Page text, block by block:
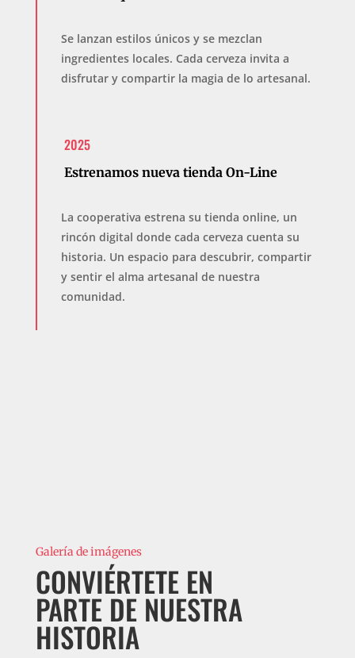
Se lanzan estilos únicos y se mezclan
ingredientes locales. Cada cerveza invita a
disfrutar y compartir la magia de lo artesanal.
2025
Estrenamos nueva tienda On-Line
La cooperativa estrena su tienda online, un
rincón digital donde cada cerveza cuenta su
historia. Un espacio para descubrir, compartir
y sentir el alma artesanal de nuestra
comunidad.
Galería de imágenes
CONVIÉRTETE EN
PARTE DE NUESTRA
HISTORIA